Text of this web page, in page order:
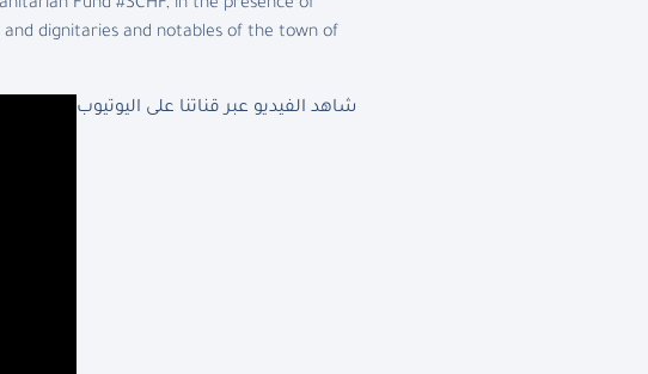
Fund #SCHF, in the presence of
dignitaries and notables of the town of
شاهد الفيديو عبر قناتنا على اليوتيوب